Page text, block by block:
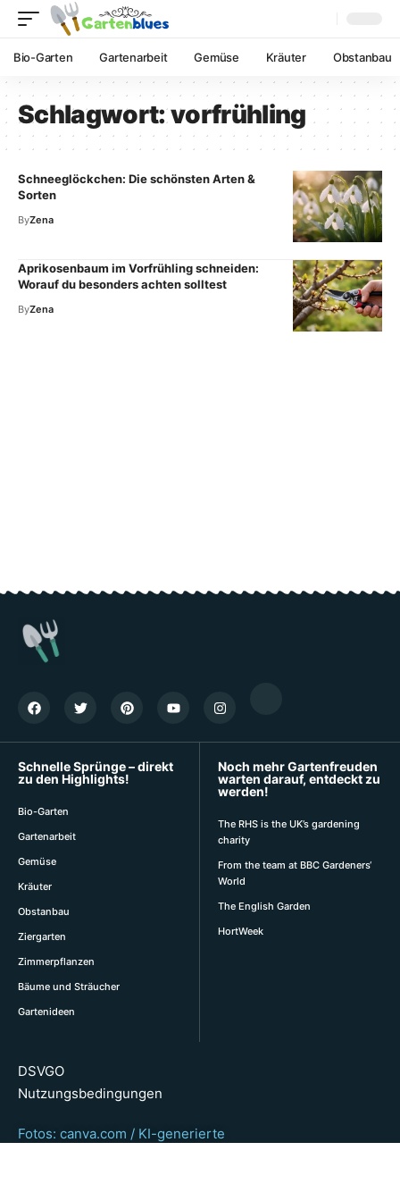
Bio-Garten Gartenarbeit Gemüse Kräuter Obstanbau
Schlagwort:vorfrühling
Schneeglöckchen: Die schönsten Arten &
Sorten
ByZena
Aprikosenbaum im Vorfrühling schneiden:
Worauf du besonders achten solltest
ByZena
Schnelle Sprünge – direkt
zu den Highlights!
Bio-Garten
Gartenarbeit
Gemüse
Kräuter
Obstanbau
Ziergarten
Zimmerpflanzen
Bäume und Sträucher
Gartenideen
Noch mehr Gartenfreuden
warten darauf, entdeckt zu
werden!
The RHS is the UK’s gardening
charity
From the team at BBC Gardeners‘
World
The English Garden
HortWeek
DSVGO
Nutzungsbedingungen
Fotos: canva.com / KI-generierte